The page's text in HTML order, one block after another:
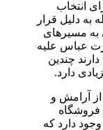
انتخاب
به دلیل قرار
مسیرهای
عباس علیه
چندین
دارد.
آرامش و
فروشگاه
دارد که